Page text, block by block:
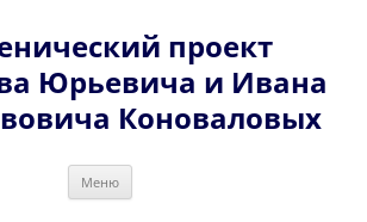
проект
Юрьевича и Ивана
Коноваловых
Меню